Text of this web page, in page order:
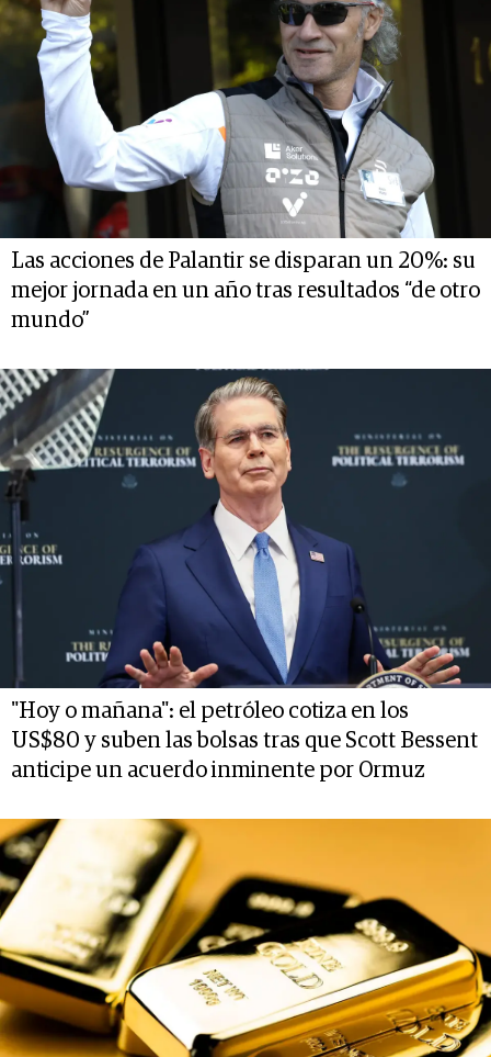
Las acciones de Palantir se disparan un 20%: su
mejor jornada en un año tras resultados “de otro
mundo”
"Hoy o mañana": el petróleo cotiza en los
US$80 y suben las bolsas tras que Scott Bessent
anticipe un acuerdo inminente por Ormuz